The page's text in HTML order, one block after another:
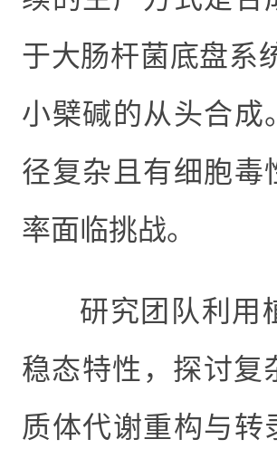
于大肠杆菌底盘
小檗碱的从头合成
径复杂且有细胞毒
率面临挑战。
研究团队利用
稳态特性，探讨复
质体代谢重构与转